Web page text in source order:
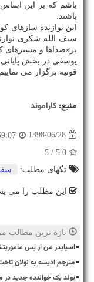
باشم كه بر این اساس
باشند.
این نوازنده سازهای
سیف الله شكری
بر«صداها و مسیرهای
یوسفی در بخش
قونیه برگزار می
منبع: كاراموند
1398/06/28
5.0
/ 5
تگهای مطلب:
این مطلب را می
تازه ترین مطالب
اسپایدر من از پس
مترجم ادیسه به نولان
تولد یک خواننده جدید در موسیقی